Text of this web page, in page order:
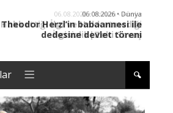
06.08.2026 • Dünya
Theodor Herzl’in babaannesi ile
dedesine devlet töreni